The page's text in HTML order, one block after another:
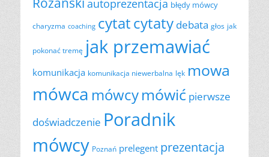
autoprezentacja błędy mówcy
charyzma coaching cytatcytaty debata głos jak
pokonać tremę jak przemawiać
komunikacja komunikacja niewerbalna lęk mowa
mówca mówcymówić pierwsze
doświadczenie Poradnik
mówcy Poznań prelegent prezentacja